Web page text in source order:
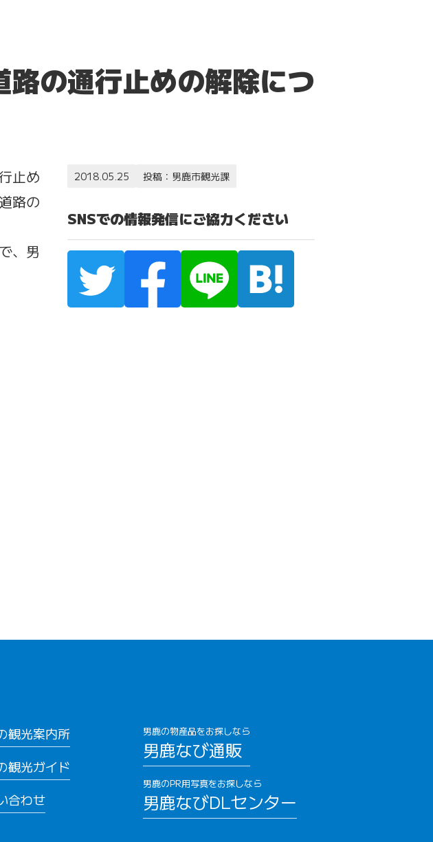
の通行止めの解除につ
止め
路の
、男
2018.05.25 投稿：男鹿市観光課
SNSでの情報発信にご協力ください
観光案内所
観光ガイド
合わせ
男鹿の物産品をお探しなら
男鹿なび通販
男鹿のPR用写真をお探しなら
男鹿なびDLセンター